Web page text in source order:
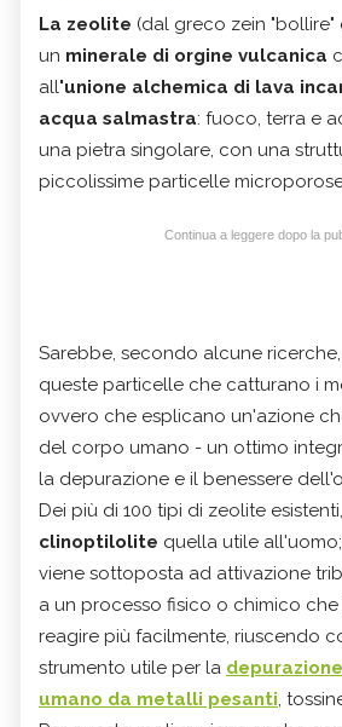
La zeolite (dal greco zein "bollire"
un minerale di orgine vulcanica
all'unione alchemica di lava
acqua salmastra: fuoco, terra e
una pietra singolare, con una
piccolissime particelle
Continua a leggere dopo la
Sarebbe, secondo alcune
queste particelle che catturano i
ovvero che esplicano un'azione
del corpo umano - un ottimo
la depurazione e il benessere
Dei più di 100 tipi di zeolite
clinoptilolite quella utile
viene sottoposta ad attivazione
a un processo fisico o chimico
reagire più facilmente, riuscendo
strumento utile per la
umano da metalli pesanti,